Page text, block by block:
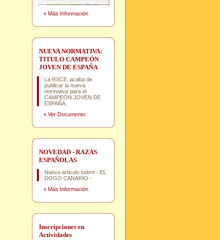
» Más Información
NUEVA NORMATIVA:
TITULO CAMPEÓN
JOVEN DE ESPAÑA
La RSCE. acaba de
publicar la nueva
normativa para el
CAMPEÓN JOVEN DE
ESPAÑA.
» Ver Documento
NOVEDAD - RAZAS
ESPAÑOLAS
Nuevo articulo sobre - EL
DOGO CANARIO -
» Más Información
Inscripciones en
Actividades